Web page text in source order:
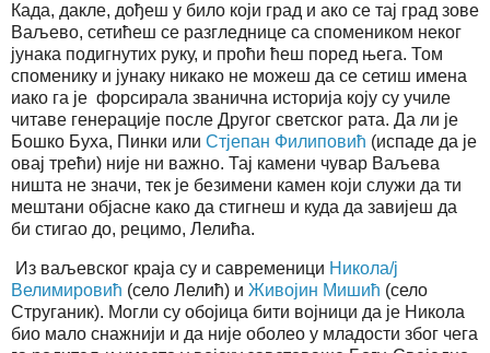
Када, дакле, дођеш у било који град и ако се тај град зове
Ваљево, сетићеш се разгледнице са спомеником неког
јунака подигнутих руку, и проћи ћеш поред њега. Том
споменику и јунаку никако не можеш да се сетиш имена
иако га је форсирала званична историја коју су училе
читаве генерације после Другог светског рата. Да ли је
Бошко Буха, Пинки или Стјепан Филиповић (испаде да је
овај трећи) није ни важно. Тај камени чувар Ваљева
ништа не значи, тек је безимени камен који служи да ти
мештани објасне како да стигнеш и куда да завијеш да
би стигао до, рецимо, Лелића.
Из ваљевског краја су и савременици Никола/ј
Велимировић (село Лелић) и Живојин Мишић (село
Струганик). Могли су обојица бити војници да је Никола
био мало снажнији и да није оболео у младости због чега